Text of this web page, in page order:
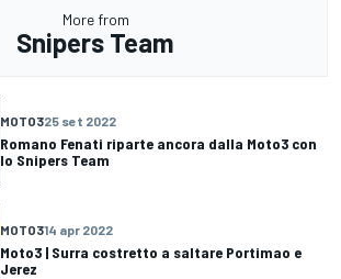
More from
Snipers Team
MOTO325 set 2022
Romano Fenati riparte ancora dalla Moto3 con
lo Snipers Team
MOTO314 apr 2022
Moto3 | Surra costretto a saltare Portimao e
Jerez